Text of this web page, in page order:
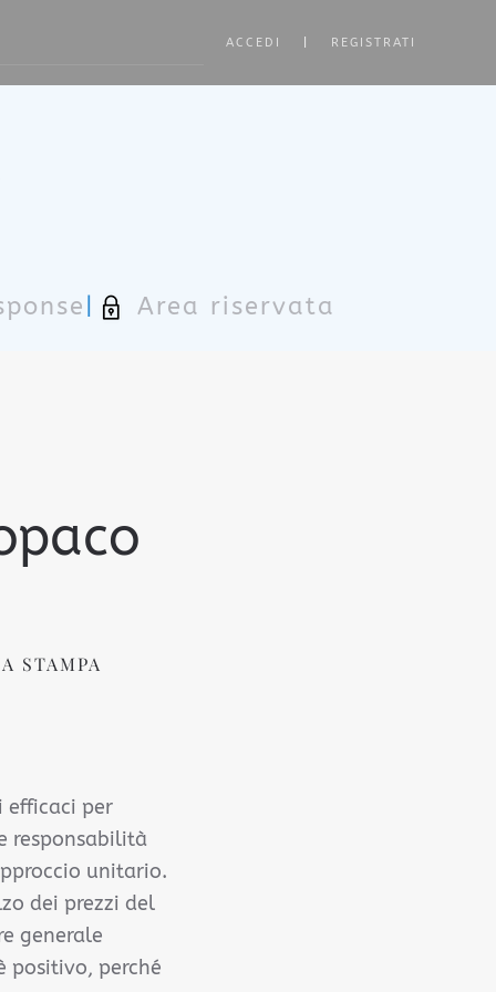
ACCEDI REGISTRATI
Area riservata
STAMPA
efficaci per
responsabilità
unitario.
dei prezzi del
generale
positivo, perché